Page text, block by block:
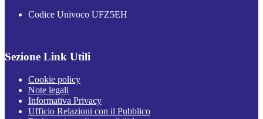
Codice Univoco UFZ5EH
Sezione Link Utili
Cookie policy
Note legali
Informativa Privacy
Ufficio Relazioni con il Pubblico